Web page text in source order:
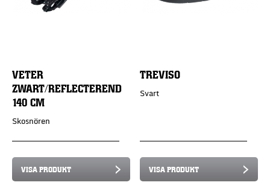
VETER
ZWART/REFLECTEREND
140 CM
Skosnören
VISA PRODUKT
TREVISO
Svart
VISA PRODUKT